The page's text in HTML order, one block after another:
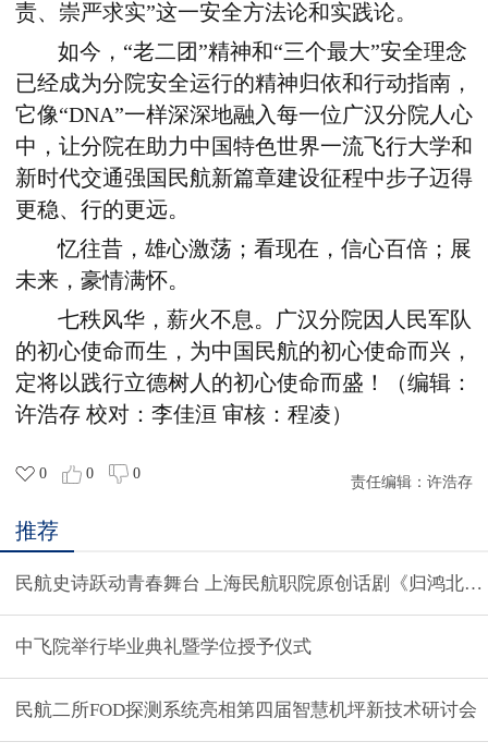
责、崇严求实”这一安全方法论和实践论。
如今，“老二团”精神和“三个最大”安全理念
已经成为分院安全运行的精神归依和行动指南，
它像“DNA”一样深深地融入每一位广汉分院人心
中，让分院在助力中国特色世界一流飞行大学和
新时代交通强国民航新篇章建设征程中步子迈得
更稳、行的更远。
忆往昔，雄心激荡；看现在，信心百倍；展
未来，豪情满怀。
七秩风华，薪火不息。广汉分院因人民军队
的初心使命而生，为中国民航的初心使命而兴，
定将以践行立德树人的初心使命而盛！（编辑：
许浩存 校对：李佳洹 审核：程凌）
0 0 0
责任编辑： 许浩存
推荐
民航史诗跃动青春舞台 上海民航职院原创话剧《归鸿北
中飞院举行毕业典礼暨学位授予仪式
民航二所FOD探测系统亮相第四届智慧机坪新技术研讨会